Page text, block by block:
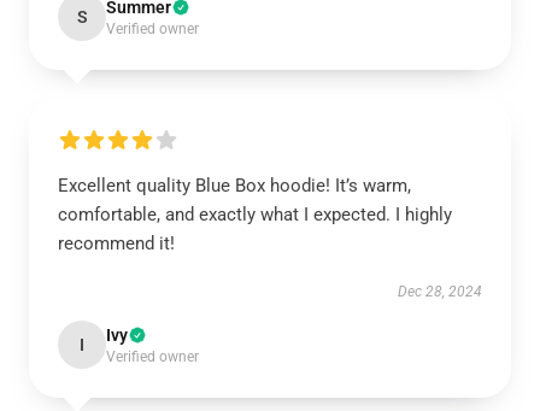
S Summer
Verified owner
Excellent quality Blue Box hoodie! It’s warm,
comfortable, and exactly what I expected. I highly
recommend it!
Dec 28, 2024
I Ivy
Verified owner